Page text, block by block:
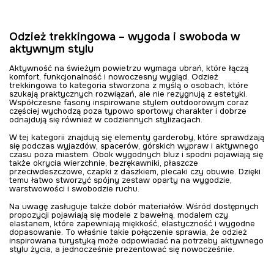
Odzież trekkingowa – wygoda i swoboda w
aktywnym stylu
Aktywność na świeżym powietrzu wymaga ubrań, które łączą
komfort, funkcjonalność i nowoczesny wygląd. Odzież
trekkingowa to kategoria stworzona z myślą o osobach, które
szukają praktycznych rozwiązań, ale nie rezygnują z estetyki.
Współczesne fasony inspirowane stylem outdoorowym coraz
częściej wychodzą poza typowo sportowy charakter i dobrze
odnajdują się również w codziennych stylizacjach.
W tej kategorii znajdują się elementy garderoby, które sprawdzają
się podczas wyjazdów, spacerów, górskich wypraw i aktywnego
czasu poza miastem. Obok wygodnych bluz i spodni pojawiają się
także okrycia wierzchnie, bezrękawniki, płaszcze
przeciwdeszczowe, czapki z daszkiem, plecaki czy obuwie. Dzięki
temu łatwo stworzyć spójny zestaw oparty na wygodzie,
warstwowości i swobodzie ruchu.
Na uwagę zasługuje także dobór materiałów. Wśród dostępnych
propozycji pojawiają się modele z bawełną, modalem czy
elastanem, które zapewniają miękkość, elastyczność i wygodne
dopasowanie. To właśnie takie połączenie sprawia, że odzież
inspirowana turystyką może odpowiadać na potrzeby aktywnego
stylu życia, a jednocześnie prezentować się nowocześnie.